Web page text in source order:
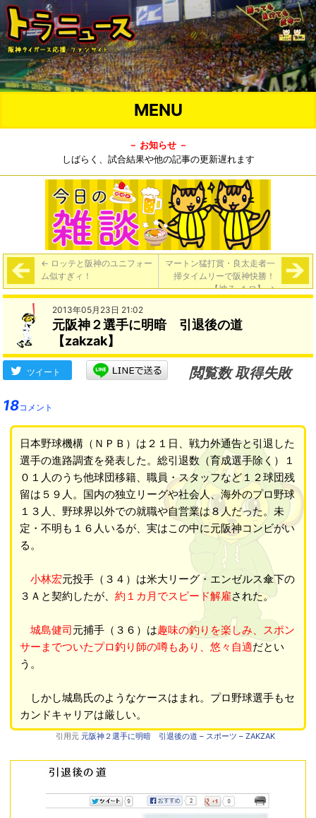
MENU
－ お知らせ －
しばらく、試合結果や他の記事の更新遅れます
← ロッテと阪神のユニフォー
ム似すぎィ！
マートン猛打賞・良太走者一
掃タイムリーで阪神快勝！
【神７-１ロ】→
2013年05月23日 21:02
元阪神２選手に明暗 引退後の道
【zakzak】
ツイート
閲覧数 取得失敗
18コメント
日本野球機構（ＮＰＢ）は２１日、戦力外通告と引退した
選手の進路調査を発表した。総引退数（育成選手除く）１
０１人のうち他球団移籍、職員・スタッフなど１２球団残
留は５９人。国内の独立リーグや社会人、海外のプロ野球
１３人、野球界以外での就職や自営業は８人だった。未
定・不明も１６人いるが、実はこの中に元阪神コンビがい
る。
小林宏元投手（３４）は米大リーグ・エンゼルス傘下の
３Ａと契約したが、 約１カ月でスピード解雇された。
城島健司元捕手（３６）は趣味の釣りを楽しみ、スポン
サーまでついたプロ釣り師の噂もあり、悠々自適だとい
う。
しかし城島氏のようなケースはまれ。プロ野球選手もセ
カンドキャリアは厳しい。
引用元 元阪神２選手に明暗 引退後の道 – スポーツ – ZAKZAK